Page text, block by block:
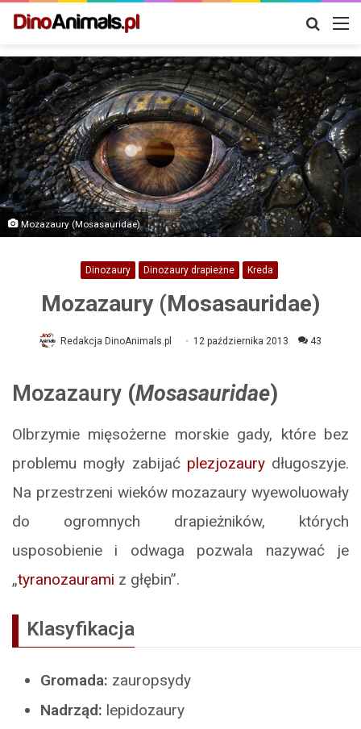
Szukaj
Mozazaury (Mosasauridae)
Dinozaury Dinozaury drapieżne Kreda
Mozazaury (Mosasauridae)
Redakcja DinoAnimals.pl 12 października 2013 43
Mozazaury (Mosasauridae)
Olbrzymie mięsożerne morskie gady, które bez
problemu mogły zabijać plezjozaurydługoszyje.
Na przestrzeni wieków mozazaury wyewoluowały
do ogromnych drapieżników, których
usposobienie i odwaga pozwala nazywać je
„tyranozaurami z głębin”.
Klasyfikacja
Gromada: zauropsydy
Nadrząd: lepidozaury